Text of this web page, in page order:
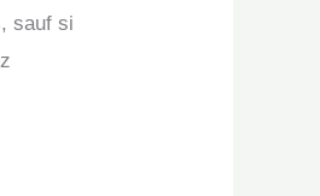
sauf si